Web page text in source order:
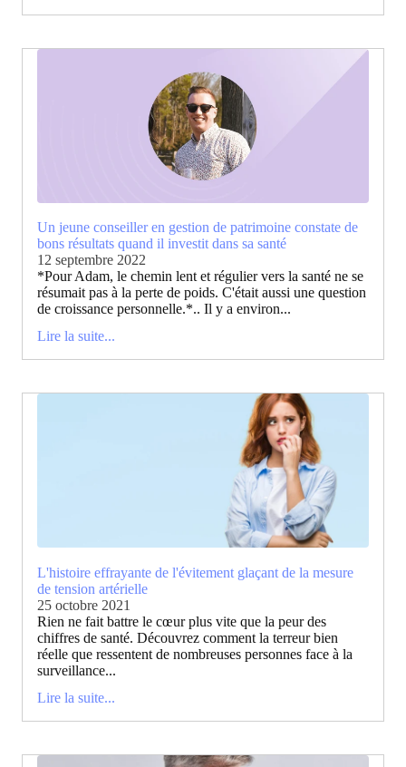
Un jeune conseiller en gestion de patrimoine constate de
bons résultats quand il investit dans sa santé
12 septembre 2022
*Pour Adam, le chemin lent et régulier vers la santé ne se
résumait pas à la perte de poids. C'était aussi une question
de croissance personnelle.*.. Il y a environ...
Lire la suite...
L'histoire effrayante de l'évitement glaçant de la mesure
de tension artérielle
25 octobre 2021
Rien ne fait battre le cœur plus vite que la peur des
chiffres de santé. Découvrez comment la terreur bien
réelle que ressentent de nombreuses personnes face à la
surveillance...
Lire la suite...